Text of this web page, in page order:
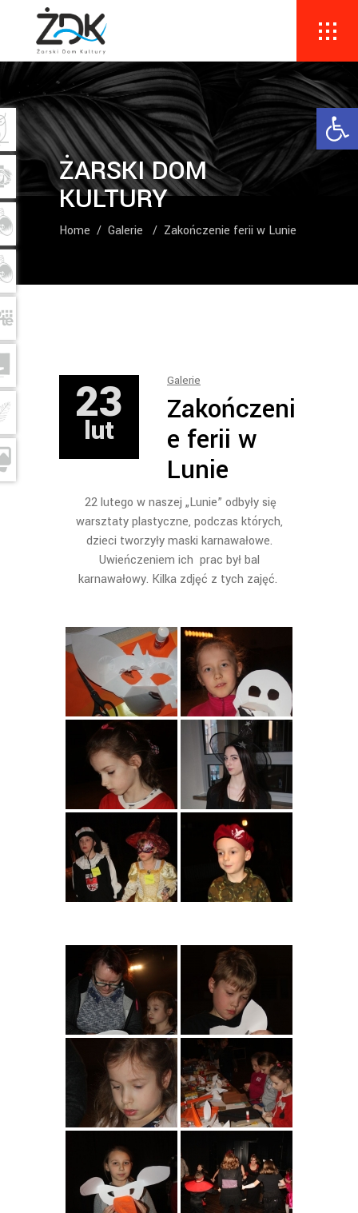
ŻARSKI DOM
KULTURY
Home / Galerie / Zakończenie ferii w Lunie
23
lut
Galerie
Zakończeni
e ferii w
Lunie
22 lutego w naszej „Lunie” odbyły się
warsztaty plastyczne, podczas których,
dzieci tworzyły maski karnawałowe.
Uwieńczeniem ich prac był bal
karnawałowy. Kilka zdjęć z tych zajęć.